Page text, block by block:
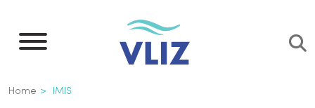
naar
inhoud
Kruimelpad
Home IMIS